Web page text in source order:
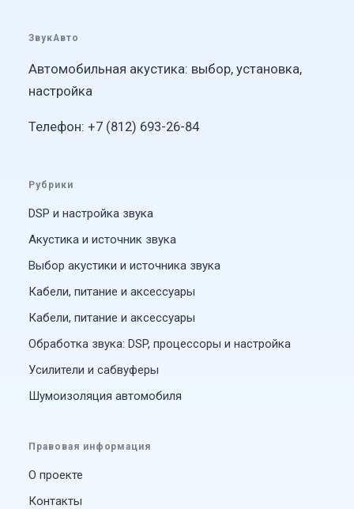
ЗвукАвто
Автомобильная акустика: выбор, установка,
настройка
Телефон: +7 (812) 693-26-84
Рубрики
DSP и настройка звука
Акустика и источник звука
Выбор акустики и источника звука
Кабели, питание и аксессуары
Кабели, питание и аксессуары
Обработка звука: DSP, процессоры и настройка
Усилители и сабвуферы
Шумоизоляция автомобиля
Правовая информация
О проекте
Контакты